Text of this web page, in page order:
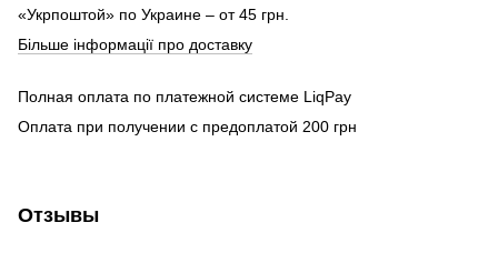
«Укрпоштой» по Украине – от 45 грн.
Більше інформації про доставку
Полная оплата по платежной системе LiqPay
Оплата при получении с предоплатой 200 грн
Отзывы